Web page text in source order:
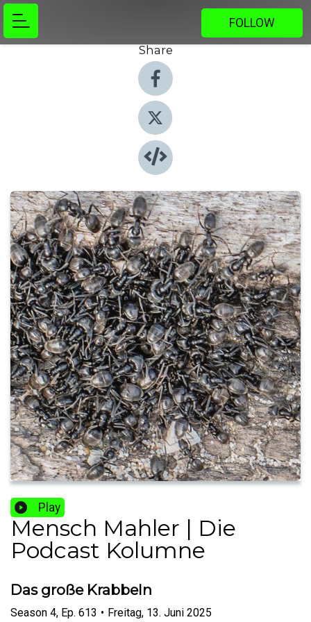
FOLLOW
Share
Play
Mensch Mahler | Die
Podcast Kolumne
Das große Krabbeln
Season 4, Ep. 613 • Freitag, 13. Juni 2025